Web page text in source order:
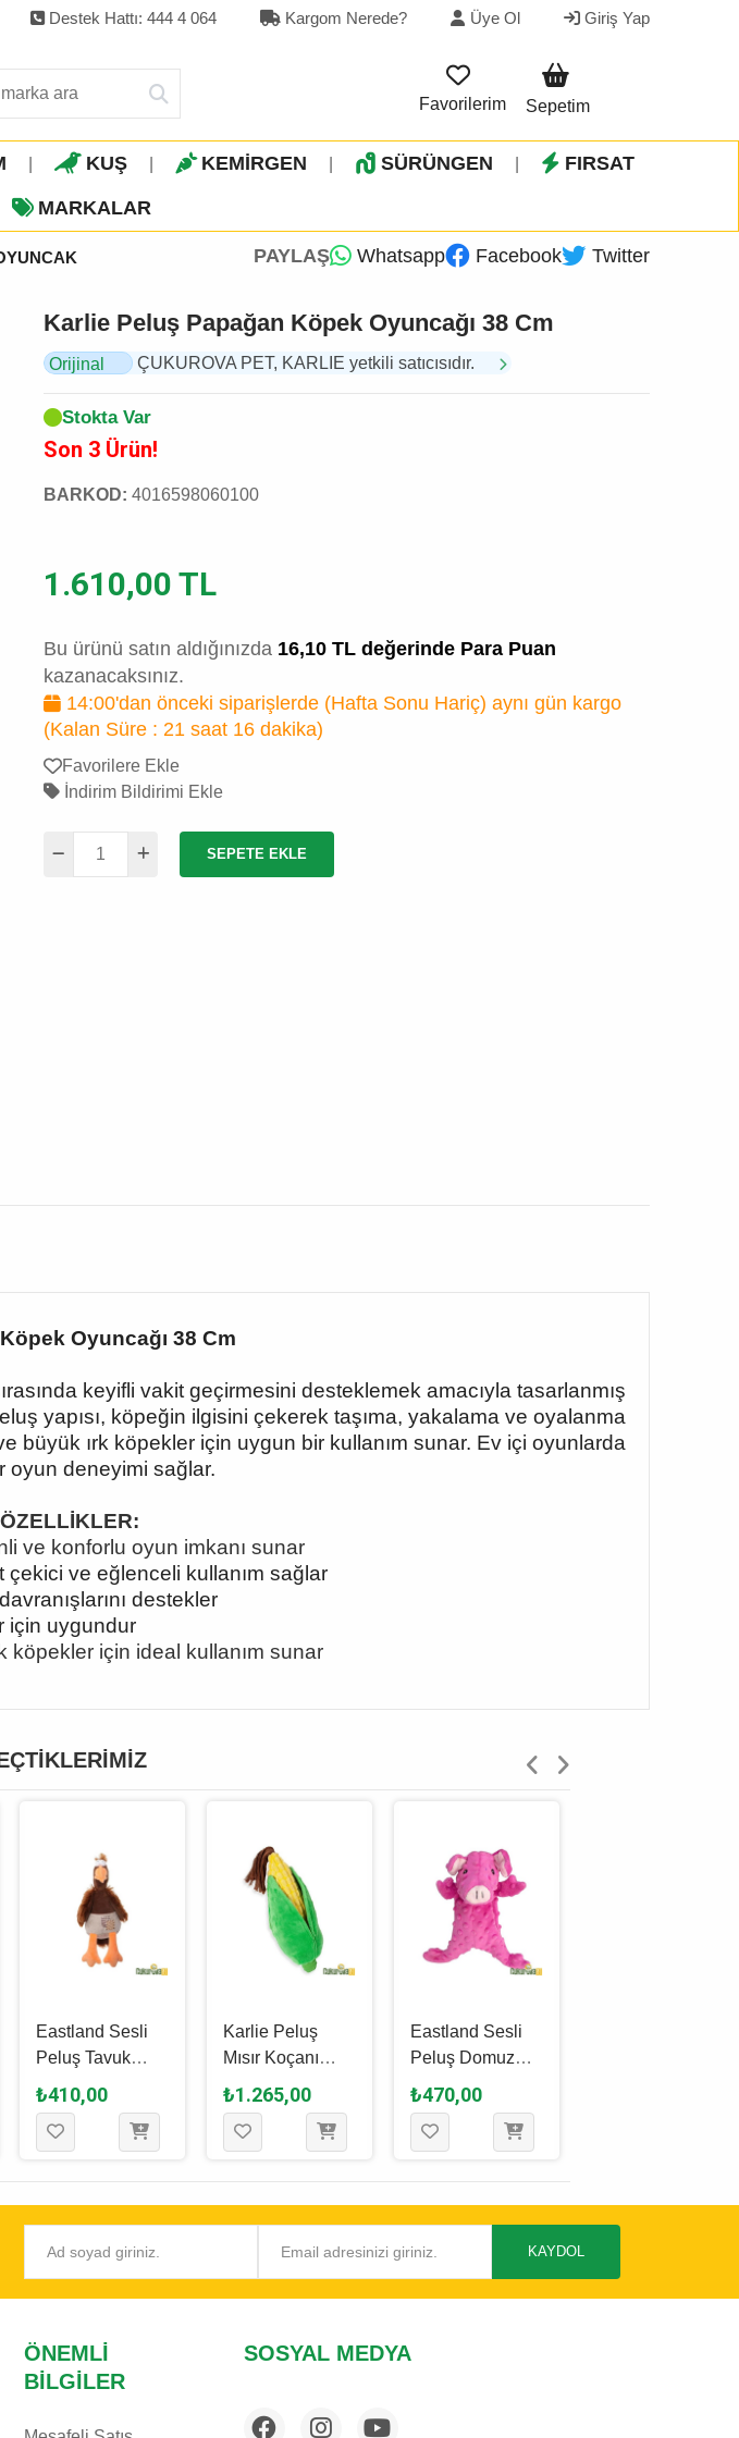
Destek Hattı: 444 4 064 Kargom Nerede? Üye Ol Giriş Yap
Favorilerim Sepetim
KUŞ KEMİRGEN SÜRÜNGEN FIRSAT
MARKALAR
PAYLAŞ Whatsapp Facebook Twitter
Karlie Peluş Papağan Köpek Oyuncağı 38 Cm
Orijinal
ÇUKUROVA PET, KARLIE yetkili satıcısıdır.
Stokta Var
Son 3 Ürün!
BARKOD: 4016598060100
1.610,00 TL
Bu ürünü satın aldığınızda 16,10 TL değerinde Para Puan
kazanacaksınız.
14:00'dan önceki siparişlerde (Hafta Sonu Hariç) aynı gün kargo
(Kalan Süre : 21 saat 16 dakika)
Favorilere Ekle
İndirim Bildirimi Ekle
SEPETE EKLE
Oyuncağı 38 Cm
keyifli vakit geçirmesini desteklemek amacıyla tasarlanmış
yapısı, köpeğin ilgisini çekerek taşıma, yakalama ve oyalanma
büyük ırk köpekler için uygun bir kullanım sunar. Ev içi oyunlarda
oyun deneyimi sağlar.
ve konforlu oyun imkanı sunar
çekici ve eğlenceli kullanım sağlar
destekler
için uygundur
köpekler için ideal kullanım sunar
Eastland Sesli
Peluş Tavuk
Köpek Oyuncağı
30 Cm
₺410,00
Karlie Peluş
Mısır Koçanı
Köpek Oyuncağı
12 Cm
₺1.265,00
Eastland Sesli
Peluş Domuz
Köpek Oyuncağı
20 Cm
₺470,00
KAYDOL
ÖNEMLI
BILGILER
SOSYAL MEDYA